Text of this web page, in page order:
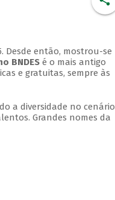
Desde então, mostrou-se
BNDESé o mais antigo
e gratuitas, sempre às
a diversidade no
Grandes nomes da